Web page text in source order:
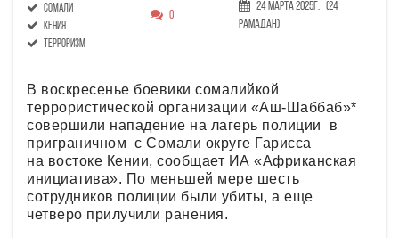
Сомали
кения
терроризм
0
24 Марта 2025г. (24
Рамадан)
В воскресенье боевики сомалийкой
террористической организации «Аш-Шаббаб»*
совершили нападение на лагерь полиции в
приграничном с Cомали округе Гарисса
на востоке Кении, сообщает ИА «Африканская
инициатива». По меньшей мере шесть
сотрудников полиции были убиты, а еще
четверо прилучили ранения.